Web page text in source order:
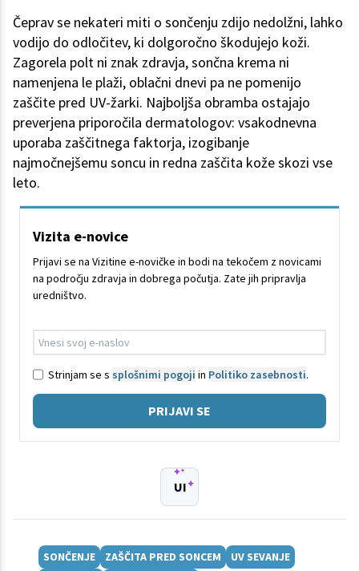
Čeprav se nekateri miti o sončenju zdijo nedolžni, lahko
vodijo do odločitev, ki dolgoročno škodujejo koži.
Zagorela polt ni znak zdravja, sončna krema ni
namenjena le plaži, oblačni dnevi pa ne pomenijo
zaščite pred UV-žarki. Najboljša obramba ostajajo
preverjena priporočila dermatologov: vsakodnevna
uporaba zaščitnega faktorja, izogibanje
najmočnejšemu soncu in redna zaščita kože skozi vse
leto.
Vizita e-novice
Prijavi se na Vizitine e-novičke in bodi na tekočem z novicami
na področju zdravja in dobrega počutja. Zate jih pripravlja
uredništvo.
Strinjam se s splošnimi pogoji in Politiko zasebnosti.
PRIJAVI SE
UI
SONČENJE ZAŠČITA PRED SONCEM UV SEVANJE